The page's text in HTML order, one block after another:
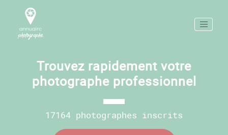
Trouvez rapidement votre
photographe professionnel
17164 photographes inscrits